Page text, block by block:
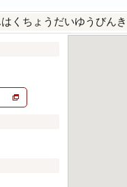
くちょうだいゆうびん